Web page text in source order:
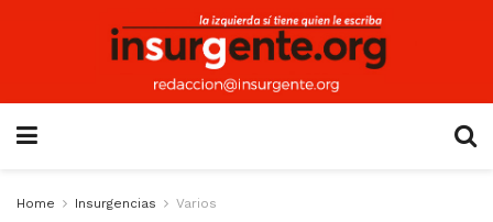
Home Insurgencias Varios